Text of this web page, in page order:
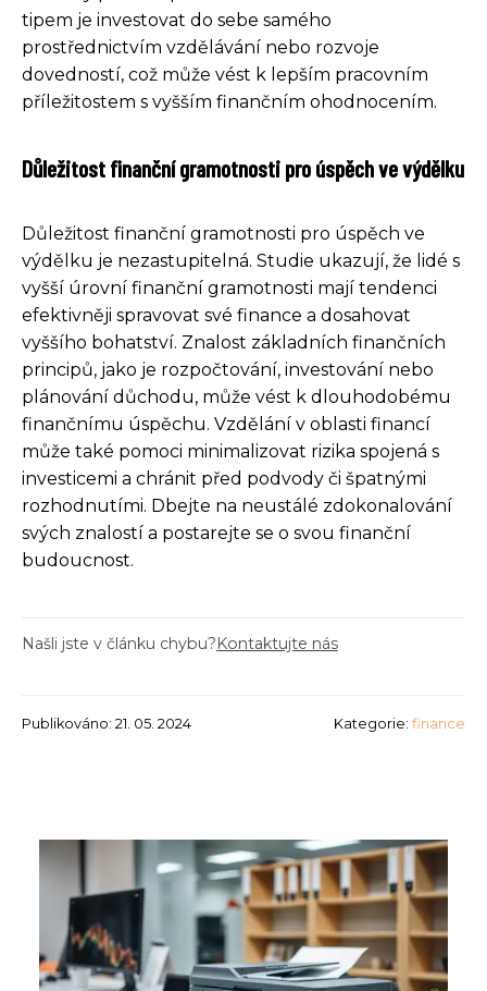
tipem je investovat do sebe samého
prostřednictvím vzdělávání nebo rozvoje
dovedností, což může vést k lepším pracovním
příležitostem s vyšším finančním ohodnocením.
Důležitost finanční gramotnosti pro úspěch ve výdělku
Důležitost finanční gramotnosti pro úspěch ve
výdělku je nezastupitelná. Studie ukazují, že lidé s
vyšší úrovní finanční gramotnosti mají tendenci
efektivněji spravovat své finance a dosahovat
vyššího bohatství. Znalost základních finančních
principů, jako je rozpočtování, investování nebo
plánování důchodu, může vést k dlouhodobému
finančnímu úspěchu. Vzdělání v oblasti financí
může také pomoci minimalizovat rizika spojená s
investicemi a chránit před podvody či špatnými
rozhodnutími. Dbejte na neustálé zdokonalování
svých znalostí a postarejte se o svou finanční
budoucnost.
Našli jste v článku chybu? Kontaktujte nás
Publikováno: 21. 05. 2024 Kategorie: finance